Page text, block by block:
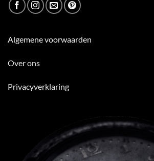
Algemene voorwaarden
Over ons
Privacyverklaring